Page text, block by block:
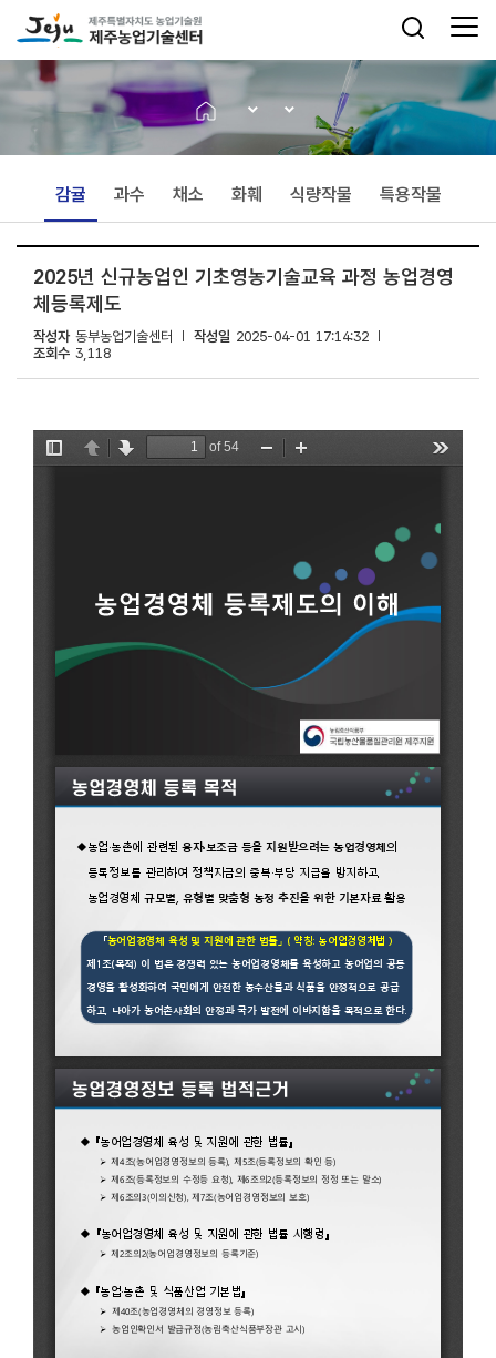
감귤 과수 채소 화훼 식량작물 특용작물
2025년 신규농업인 기초영농기술교육 과정 농업경영
체등록제도
작성자 동부농업기술센터 작성일 2025-04-01 17:14:32
조회수 3,118